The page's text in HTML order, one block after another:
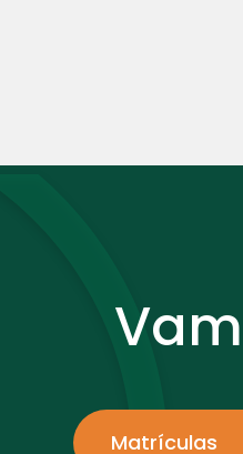
Matrículas